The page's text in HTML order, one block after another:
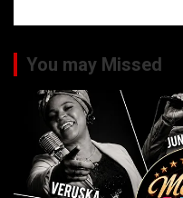
You may Missed